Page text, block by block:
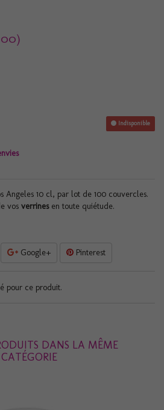
Indisponible
Angeles 10 cl, par lot de 100 couvercles.
vos verrines en toute quiétude.
Google+ Pinterest
pour ce produit.
DANS LA MÊME
CATÉGORIE